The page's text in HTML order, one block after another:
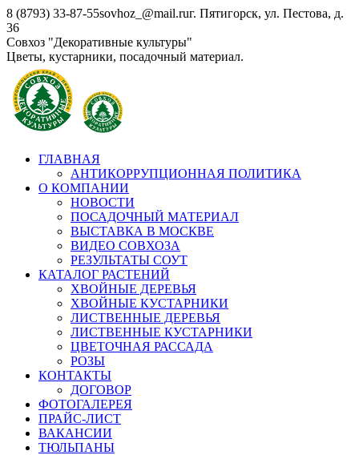
Перейти
к
содержанию
8 (8793) 33-87-55sovhoz_@mail.ruг. Пятигорск, ул. Пестова, д.
36
Совхоз "Декоративные культуры"
Цветы, кустарники, посадочный материал.
ГЛАВНАЯ
АНТИКОРРУПЦИОННАЯ ПОЛИТИКА
О КОМПАНИИ
НОВОСТИ
ПОСАДОЧНЫЙ МАТЕРИАЛ
ВЫСТАВКА В МОСКВЕ
ВИДЕО СОВХОЗА
РЕЗУЛЬТАТЫ СОУТ
КАТАЛОГ РАСТЕНИЙ
ХВОЙНЫЕ ДЕРЕВЬЯ
ХВОЙНЫЕ КУСТАРНИКИ
ЛИСТВЕННЫЕ ДЕРЕВЬЯ
ЛИСТВЕННЫЕ КУСТАРНИКИ
ЦВЕТОЧНАЯ РАССАДА
РОЗЫ
КОНТАКТЫ
ДОГОВОР
ФОТОГАЛЕРЕЯ
ПРАЙС-ЛИСТ
ВАКАНСИИ
ТЮЛЬПАНЫ